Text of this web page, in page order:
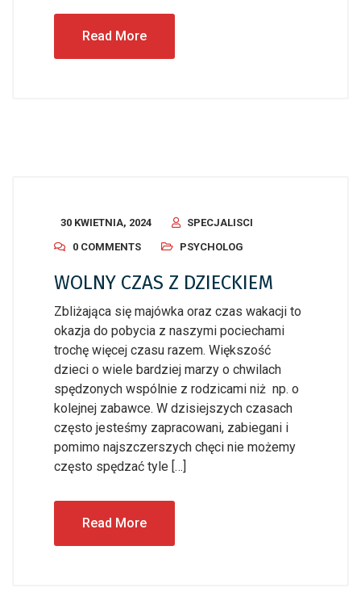
Read More
30 KWIETNIA, 2024
SPECJALISCI
0 COMMENTS
PSYCHOLOG
WOLNY CZAS Z DZIECKIEM
Zbliżająca się majówka oraz czas wakacji to
okazja do pobycia z naszymi pociechami
trochę więcej czasu razem. Większość
dzieci o wiele bardziej marzy o chwilach
spędzonych wspólnie z rodzicami niż np. o
kolejnej zabawce. W dzisiejszych czasach
często jesteśmy zapracowani, zabiegani i
pomimo najszczerszych chęci nie możemy
często spędzać tyle […]
Read More